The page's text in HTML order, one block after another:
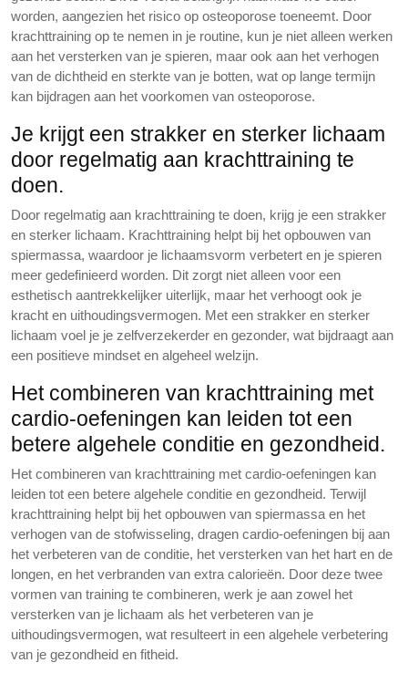
worden, aangezien het risico op osteoporose toeneemt. Door
krachttraining op te nemen in je routine, kun je niet alleen werken
aan het versterken van je spieren, maar ook aan het verhogen
van de dichtheid en sterkte van je botten, wat op lange termijn
kan bijdragen aan het voorkomen van osteoporose.
Je krijgt een strakker en sterker lichaam
door regelmatig aan krachttraining te
doen.
Door regelmatig aan krachttraining te doen, krijg je een strakker
en sterker lichaam. Krachttraining helpt bij het opbouwen van
spiermassa, waardoor je lichaamsvorm verbetert en je spieren
meer gedefinieerd worden. Dit zorgt niet alleen voor een
esthetisch aantrekkelijker uiterlijk, maar het verhoogt ook je
kracht en uithoudingsvermogen. Met een strakker en sterker
lichaam voel je je zelfverzekerder en gezonder, wat bijdraagt aan
een positieve mindset en algeheel welzijn.
Het combineren van krachttraining met
cardio-oefeningen kan leiden tot een
betere algehele conditie en gezondheid.
Het combineren van krachttraining met cardio-oefeningen kan
leiden tot een betere algehele conditie en gezondheid. Terwijl
krachttraining helpt bij het opbouwen van spiermassa en het
verhogen van de stofwisseling, dragen cardio-oefeningen bij aan
het verbeteren van de conditie, het versterken van het hart en de
longen, en het verbranden van extra calorieën. Door deze twee
vormen van training te combineren, werk je aan zowel het
versterken van je lichaam als het verbeteren van je
uithoudingsvermogen, wat resulteert in een algehele verbetering
van je gezondheid en fitheid.